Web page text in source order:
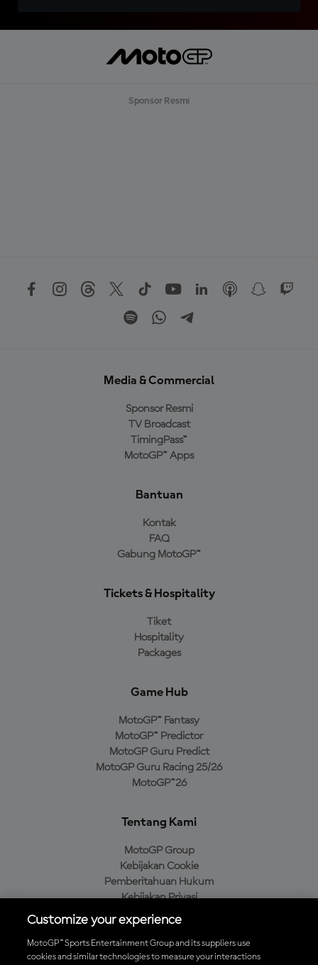
Sponsor Resmi
Media & Commercial
Sponsor Resmi
TV Broadcast
TimingPass™
MotoGP™ Apps
Bantuan
Kontak
FAQ
Gabung MotoGP™
Tickets & Hospitality
Tiket
Hospitality
Packages
Game Hub
MotoGP™ Fantasy
MotoGP™ Predictor
MotoGP Guru Predict
MotoGP Guru Racing 25/26
MotoGP™26
Tentang Kami
MotoGP Group
Kebijakan Cookie
Pemberitahuan Hukum
Kebijakan Privasi
Kebijakan Pembelian
Customize your experience
MotoGP™ Sports Entertainment Group and its suppliers use
cookies and similar technologies to measure your interactions